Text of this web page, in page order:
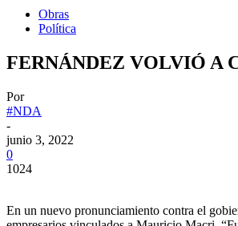
Obras
Política
FERNÁNDEZ VOLVIÓ A
Por
#NDA
-
junio 3, 2022
0
1024
En un nuevo pronunciamiento contra el